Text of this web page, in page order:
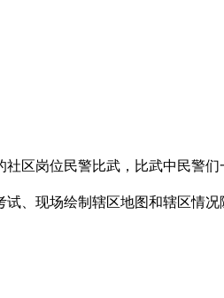
岗位民警比武，比武中民警们
现场绘制辖区地图和辖区情况